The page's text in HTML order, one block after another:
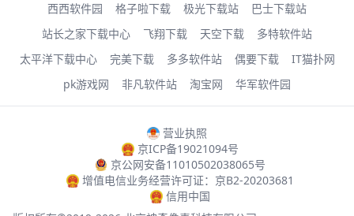
西西软件园
格子啦下载 极光下载站
巴士下载站
站长之家下载中心
飞翔下载 天空下载
多特软件站
太平洋下载中心
完美下载 多多软件站 偶要下载
IT猫扑网
pk游戏网
非凡软件站 淘宝网 华军软件园
营业执照
京ICP备19021094号
京公网安备11010502038065号
增值电信业务经营许可证：京B2-20203681
信用中国